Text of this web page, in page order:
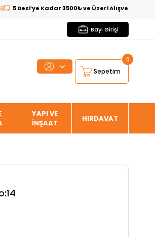
5 Desi’ye Kadar 3500₺ ve Üzeri Alışverişlerde
Bayi Girişi
Sepetim
0
YAPI VE
İNŞAAT
HIRDAVAT